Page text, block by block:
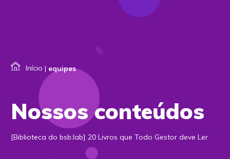
Início | equipes
Nossos conteúdos
[Biblioteca do bsb:lab] 20 Livros que Todo Gestor deve Ler